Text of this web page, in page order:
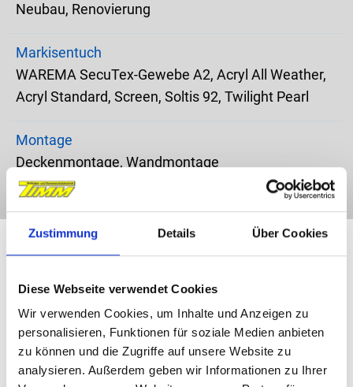
Zustimmung Details Über Cookies
Diese Webseite verwendet Cookies
Wir verwenden Cookies, um Inhalte und Anzeigen zu
personalisieren, Funktionen für soziale Medien anbieten
zu können und die Zugriffe auf unsere Website zu
analysieren. Außerdem geben wir Informationen zu Ihrer
Neubau, Renovierung
Markisentuch
WAREMA SecuTex-Gewebe A2, Acryl All Weather,
Acryl Standard, Screen, Soltis 92, Twilight Pearl
Montage
Deckenmontage, Wandmontage